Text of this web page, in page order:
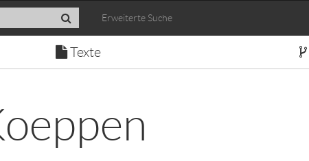
Erweiterte Suche
Texte